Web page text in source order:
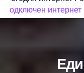
подключен